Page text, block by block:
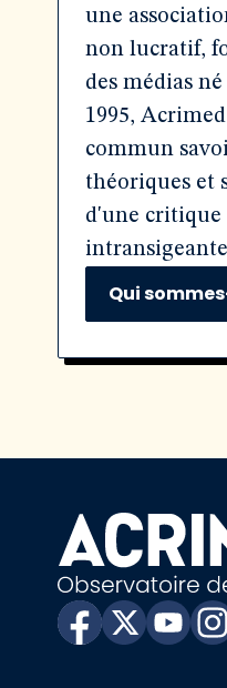
une
non lucratif,
des médias
1995,
commun
théoriques et
d'une critique
Qui